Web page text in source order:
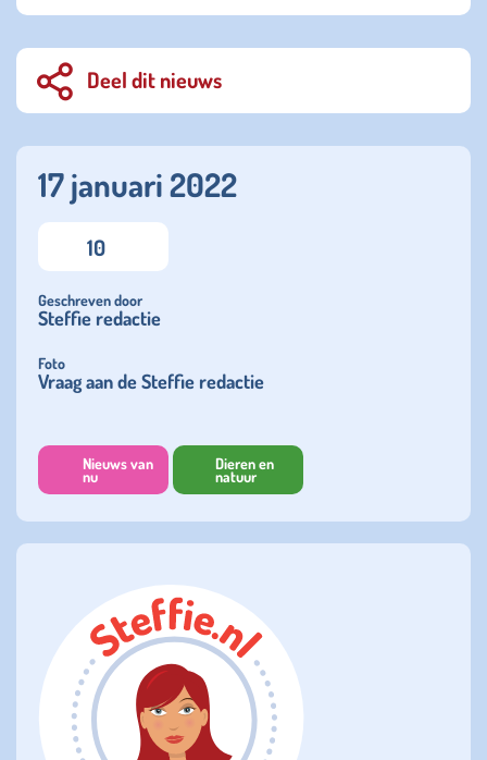
Deel dit nieuws
17 januari 2022
10
Geschreven door
Steffie redactie
Foto
Vraag aan de Steffie redactie
Nieuws van
nu
Dieren en
natuur